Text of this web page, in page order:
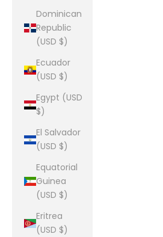
Dominican
Republic
(USD $)
Ecuador
(USD $)
Egypt (USD
$)
El Salvador
(USD $)
Equatorial
Guinea
(USD $)
Eritrea
(USD $)